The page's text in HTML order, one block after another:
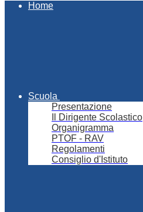
Home
Scuola
Presentazione
Il Dirigente Scolastico
Organigramma
PTOF - RAV
Regolamenti
Consiglio d'Istituto